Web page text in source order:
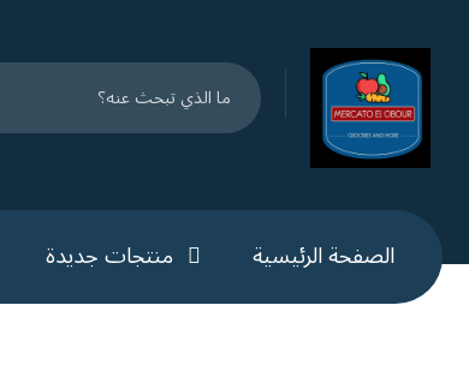
الصفحة الرئيسية منتجات جديدة